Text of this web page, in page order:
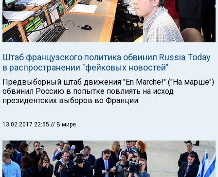
Штаб французского политика обвинил Russia Today
в распространении "фейковых новостей"
Предвыборный штаб движения "En Marche!" ("На марше")
обвинил Россию в попытке повлиять на исход
президентских выборов во Франции.
13.02.2017 22:55 // В мире